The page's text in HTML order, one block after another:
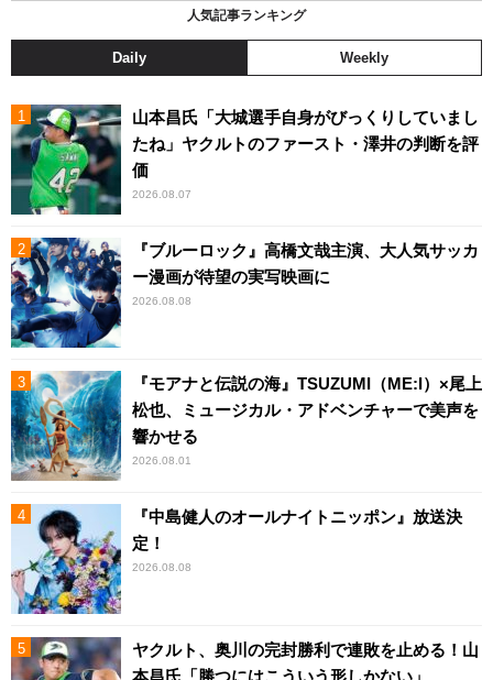
人気記事ランキング
Daily Weekly
山本昌氏「大城選手自身がびっくりしていまし
たね」ヤクルトのファースト・澤井の判断を評
価
2026.08.07
『ブルーロック』高橋文哉主演、大人気サッカ
ー漫画が待望の実写映画に
2026.08.08
『モアナと伝説の海』TSUZUMI（ME:I）×尾上
松也、ミュージカル・アドベンチャーで美声を
響かせる
2026.08.01
『中島健人のオールナイトニッポン』放送決
定！
2026.08.08
ヤクルト、奥川の完封勝利で連敗を止める！山
本昌氏「勝つにはこういう形しかない」